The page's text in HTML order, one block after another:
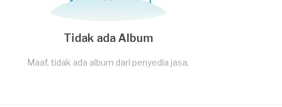
Tidak ada Album
Maaf, tidak ada album dari penyedia jasa.